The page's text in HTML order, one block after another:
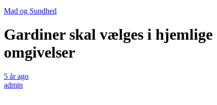
Mad og Sundhed
Gardiner skal vælges i hjemlige
omgivelser
5 år ago
admin